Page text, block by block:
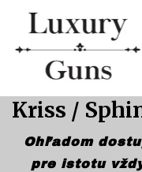
Kriss /
Ohľadom
pre istotu